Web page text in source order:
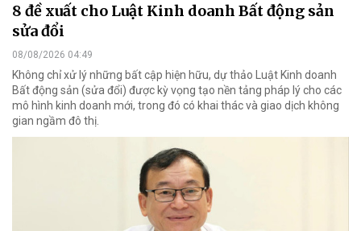
8 đề xuất cho Luật Kinh doanh Bất động sản
sửa đổi
08/08/2026 04:49
Không chỉ xử lý những bất cập hiện hữu, dự thảo Luật Kinh doanh
Bất động sản (sửa đổi) được kỳ vọng tạo nền tảng pháp lý cho các
mô hình kinh doanh mới, trong đó có khai thác và giao dịch không
gian ngầm đô thị.